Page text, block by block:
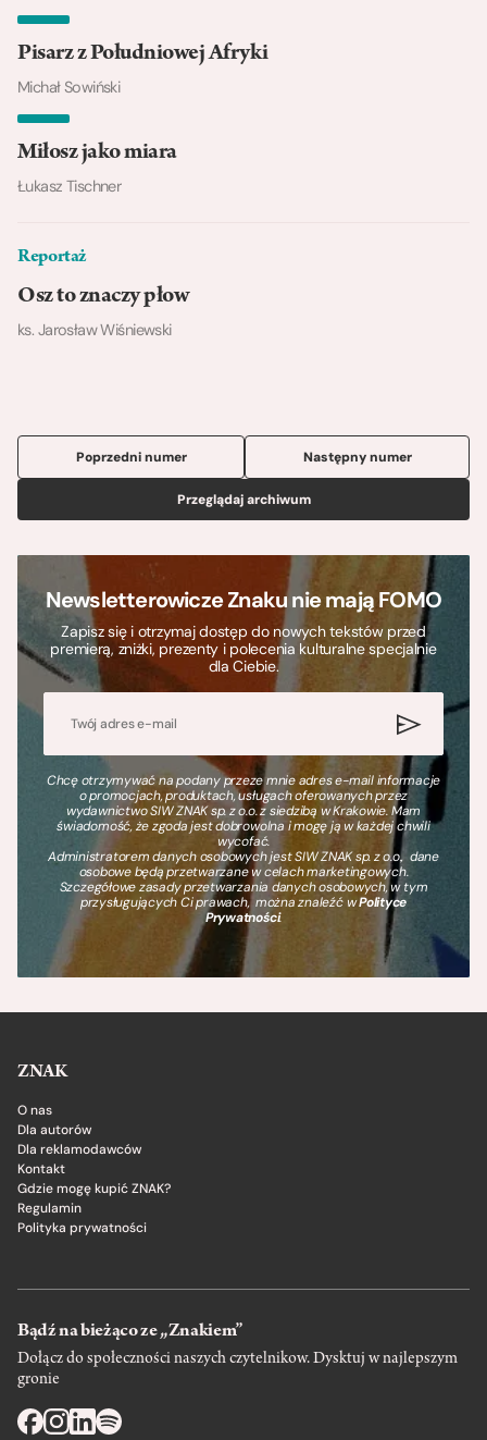
Pisarz z Południowej Afryki
Michał Sowiński
Miłosz jako miara
Łukasz Tischner
Reportaż
Osz to znaczy płow
ks. Jarosław Wiśniewski
Poprzedni numer
Przeglądaj archiwum
Następny numer
Newsletterowicze Znaku nie mają FOMO
Zapisz się i otrzymaj dostęp do nowych tekstów przed
premierą, zniżki, prezenty i polecenia kulturalne specjalnie
dla Ciebie.
Chcę otrzymywać na podany przeze mnie adres e-mail informacje
o promocjach, produktach, usługach oferowanych przez
wydawnictwo SIW ZNAK sp. z o.o. z siedzibą w Krakowie. Mam
świadomość, że zgoda jest dobrowolna i mogę ją w każdej chwili
wycofać.
Administratorem danych osobowych jest SIW ZNAK sp. z o.o., dane
osobowe będą przetwarzane w celach marketingowych.
Szczegółowe zasady przetwarzania danych osobowych, w tym
przysługujących Ci prawach, można znaleźć wPolityce
Prywatności.
ZNAK
O nas
Dla autorów
Dla reklamodawców
Kontakt
Gdzie mogę kupić ZNAK?
Regulamin
Polityka prywatności
Bądź na bieżąco ze „Znakiem”
Dołącz do społeczności naszych czytelnikow. Dysktuj w najlepszym
gronie